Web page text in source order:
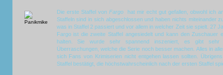
Die erste Staffel von Fargohat mir echt gut gefallen, obwohl ich
Staffeln sind in sich abgeschlossen und haben nichts miteinander
was in Staffel 2 passiert und vor allem in welcher Zeit sie spielt. 27
Fargo ist die zweite Staffel angesiedelt und kann den Zuschauer
halten. Sie wurde sehr spannend inszeniert, es gibt sehr
Überraschungen, welche die Serie noch besser machen. Alles in
sich Fans von Krimiserien nicht entgehen lassen sollten.
Staffel bestätigt, die höchstwahrscheinlich nach der ersten Staffel